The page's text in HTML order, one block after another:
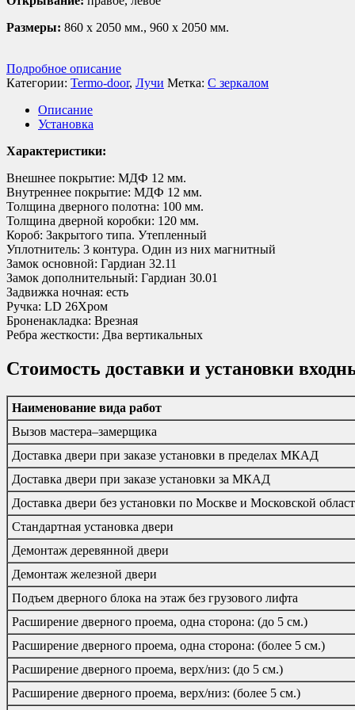
Размеры: 860 х 2050 мм., 960 х 2050 мм.
Подробное описание
Категории: Termo-door, Лучи Метка: С зеркалом
Описание
Установка
Характеристики:
Внешнее покрытие: МДФ 12 мм.
Внутреннее покрытие: МДФ 12 мм.
Толщина дверного полотна: 100 мм.
Толщина дверной коробки: 120 мм.
Короб: Закрытого типа. Утепленный
Уплотнитель: 3 контура. Один из них магнитный
Замок основной: Гардиан 32.11
Замок дополнительный: Гардиан 30.01
Задвижка ночная: есть
Ручка: LD 26Хром
Броненакладка: Врезная
Ребра жесткости: Два вертикальных
Стоимость доставки и установки
Наименование вида работ
Вызов мастера–замерщика
Доставка двери при заказе установки в пределах МКАД
Доставка двери при заказе установки за МКАД
Доставка двери без установки по Москве и Московской
Стандартная установка двери
Демонтаж деревянной двери
Демонтаж железной двери
Подъем дверного блока на этаж без грузового лифта
Расширение дверного проема, одна сторона: (до 5 см.)
Расширение дверного проема, одна сторона: (более 5 см.)
Расширение дверного проема, верх/низ: (до 5 см.)
Расширение дверного проема, верх/низ: (более 5 см.)